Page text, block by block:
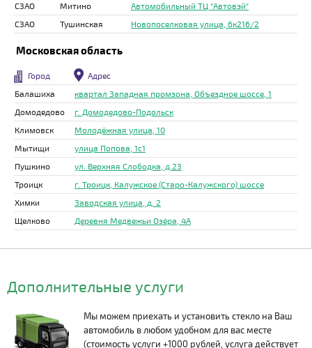
СЗАО
Митино
Автомобильный ТЦ "Автовэй"
СЗАО
Тушинская Новопоселковая улица, 6к216/2
Московская область
Город
Адрес
Балашиха
квартал Западная промзона, Объездное шоссе, 1
Домодедово
г. Домодедово-Подольск
Климовск
Молодёжная улица, 10
Мытищи
улица Попова, 1с1
Пушкино
ул. Верхняя Слободка, д.23
Троицк
г. Троицк, Калужское (Старо-Калужского) шоссе
Химки
Заводская улица, д. 2
Щелково
Деревня Медвежьи Озёра, 4А
Дополнительные услуги
Мы можем приехать и установить стекло на Ваш
автомобиль в любом удобном для вас месте
(стоимость услуги +1000 рублей, услуга действует